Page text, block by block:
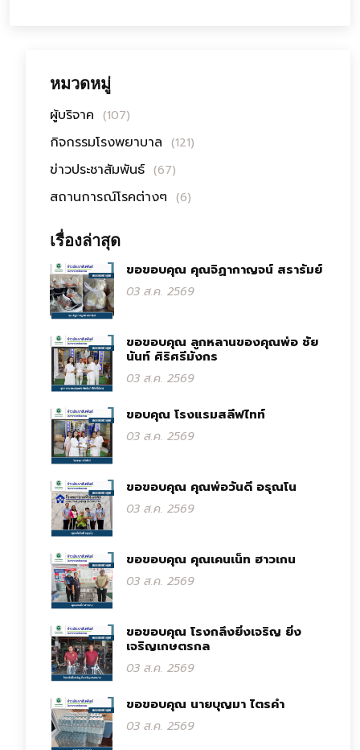
หมวดหมู่
ผู้บริจาค (107)
กิจกรรมโรงพยาบาล (121)
ข่าวประชาสัมพันธ์ (67)
สถานการณ์โรคต่างๆ (6)
เรื่องล่าสุด
ขอขอบคุณ คุณจิฏากาญจน์ สรารัมย์
03 ส.ค. 2569
ขอขอบคุณ ลูกหลานของคุณพ่อ ชัย
นันท์ ศิริศรีมังกร
03 ส.ค. 2569
ขอบคุณ โรงแรมสลีฟไทท์
03 ส.ค. 2569
ขอขอบคุณ คุณพ่อวันดี อรุณโน
03 ส.ค. 2569
ขอขอบคุณ คุณเคนเน็ท ฮาวเกน
03 ส.ค. 2569
ขอขอบคุณ โรงกลึงยิ่งเจริญ ยิ่ง
เจริญเกษตรกล
03 ส.ค. 2569
ขอขอบคุณ นายบุญมา ไตรคำ
03 ส.ค. 2569